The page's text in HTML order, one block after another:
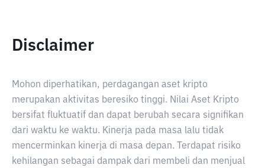
Disclaimer
Mohon diperhatikan, perdagangan aset kripto
merupakan aktivitas beresiko tinggi. Nilai Aset Kripto
bersifat fluktuatif dan dapat berubah secara signifikan
dari waktu ke waktu. Kinerja pada masa lalu tidak
mencerminkan kinerja di masa depan. Terdapat risiko
kehilangan sebagai dampak dari membeli dan menjual